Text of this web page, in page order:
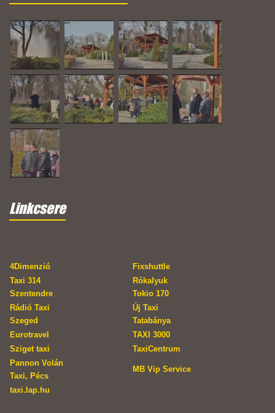
Linkcsere
4Dimenzió
Fixshuttle
Taxi 314
Szentendre
Rókalyuk
Tokio 170
Rádió Taxi
Szeged
Új Taxi
Tatabánya
Eurotravel
TAXI 3000
Sziget taxi
TaxiCentrum
Pannon Volán
Taxi, Pécs
MB Vip Service
taxi.lap.hu